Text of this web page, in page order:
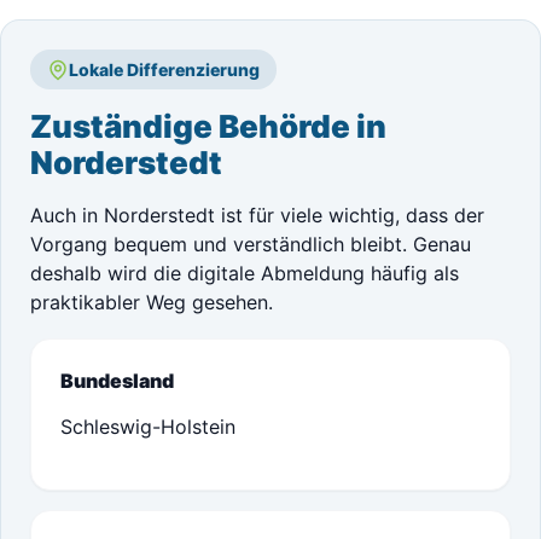
Lokale Differenzierung
Zuständige Behörde in
Norderstedt
Auch in Norderstedt ist für viele wichtig, dass der
Vorgang bequem und verständlich bleibt. Genau
deshalb wird die digitale Abmeldung häufig als
praktikabler Weg gesehen.
Bundesland
Schleswig-Holstein